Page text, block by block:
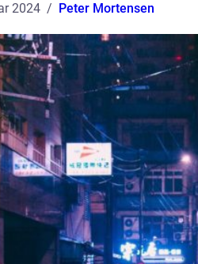
2024 Peter Mortensen